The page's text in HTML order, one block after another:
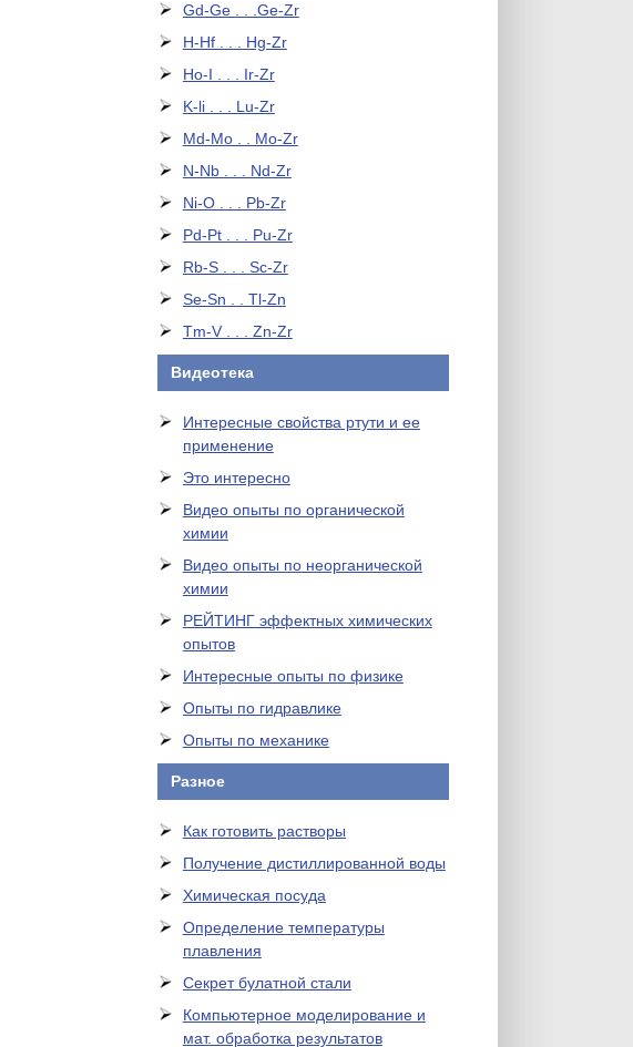
Gd-Ge . . .Ge-Zr
H-Hf . . . Hg-Zr
Ho-I . . . Ir-Zr
K-li . . . Lu-Zr
Md-Mo . . Mo-Zr
N-Nb . . . Nd-Zr
Ni-O . . . Pb-Zr
Pd-Pt . . . Pu-Zr
Rb-S . . . Sc-Zr
Se-Sn . . Tl-Zn
Tm-V . . . Zn-Zr
Видеотека
Интересные свойства ртути и ее
применение
Это интересно
Видео опыты по органической
химии
Видео опыты по неорганической
химии
РЕЙТИНГ эффектных химических
опытов
Интересные опыты по физике
Опыты по гидравлике
Опыты по механике
Разное
Как готовить растворы
Получение дистиллированной воды
Химическая посуда
Определение температуры
плавления
Секрет булатной стали
Компьютерное моделирование и
мат. обработка результатов